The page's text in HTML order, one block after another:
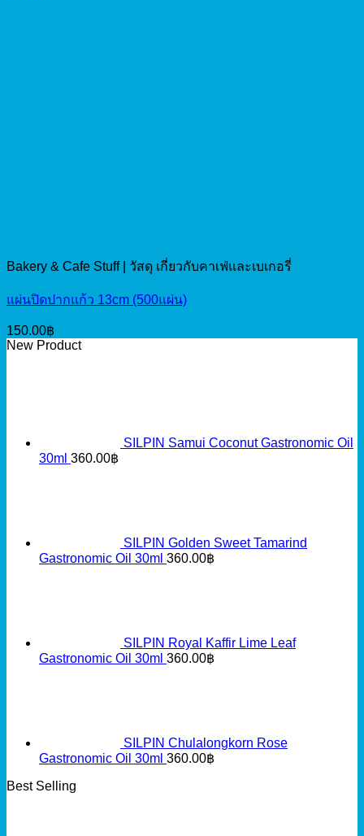
Bakery & Cafe Stuff | วัสดุ เกี่ยวกับคาเฟ่และเบเกอรี่
แผ่นปิดปากแก้ว 13cm (500แผ่น)
150.00฿
New Product
SILPIN Samui Coconut Gastronomic Oil
30ml 360.00฿
SILPIN Golden Sweet Tamarind
Gastronomic Oil 30ml 360.00฿
SILPIN Royal Kaffir Lime Leaf
Gastronomic Oil 30ml 360.00฿
SILPIN Chulalongkorn Rose
Gastronomic Oil 30ml 360.00฿
Best Selling